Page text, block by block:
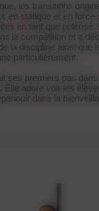
les transitions
en statique et en force
en tant que poleuse.
la compétition et a
la discipline ainsi que
particulièrement.
ses premiers pas dans
Elle adore voir les
dans la